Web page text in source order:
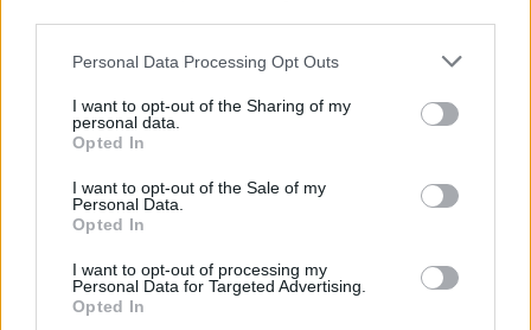
Please note that this website/app uses one or more Google
not limited to your visit or usage behaviour. You may click to
grant or deny consent to Google and its third-party tags to
use your data for below specified purposes in below Google
consent section.
Personal Data Processing Opt Outs
I want to opt-out of the Sharing of my
personal data.
Opted In
I want to opt-out of the Sale of my
Personal Data.
Opted In
I want to opt-out of processing my
Personal Data for Targeted Advertising.
Opted In
Υποβολή σχολίου
Όροι Χρήσης. Το site προστατεύεται από reCAPTCHA, ισχύουν
Πολιτική Απορρήτου&
RAPID TEST
ΒΟΡΕΙΑ ΜΑΚΕΔΟΝΙΑ
ΚΑΖΙΝΟ
Share: